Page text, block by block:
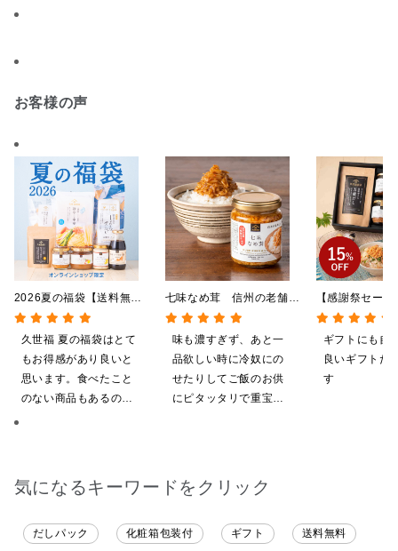
お客様の声
【感謝祭セー
ギフト★大人の
けめんたい入
沖縄県送料別
包装付】
ギフトにも自
良いギフトだ
す
七味なめ茸 信州の老舗
「八幡屋礒五郎」の七味唐
辛子入り 130g
味も濃すぎず、あと一
品欲しい時に冷奴にの
せたりしてご飯のお供
にピタッタリで重宝し
2026夏の福袋【送料無
料】【オンライン限定】
【ポイントキャンペーン実
施中】【のし・ラッピン
グ・化粧箱詰め不可】
久世福 夏の福袋はとて
もお得感があり良いと
思います。食べたこと
のない商品もあるの
がとうございます。
気になるキーワードをクリック
だしパック 化粧箱包装付 ギフト 送料無料